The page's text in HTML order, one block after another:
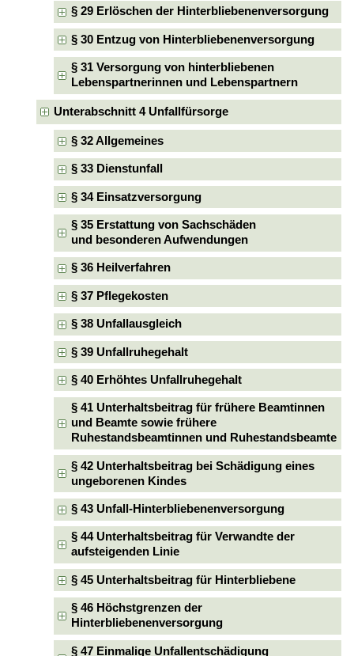
§ 29 Erlöschen der Hinterbliebenenversorgung
§ 30 Entzug von Hinterbliebenenversorgung
§ 31 Versorgung von hinterbliebenen
Lebenspartnerinnen und Lebenspartnern
Unterabschnitt 4 Unfallfürsorge
§ 32 Allgemeines
§ 33 Dienstunfall
§ 34 Einsatzversorgung
§ 35 Erstattung von Sachschäden
und besonderen Aufwendungen
§ 36 Heilverfahren
§ 37 Pflegekosten
§ 38 Unfallausgleich
§ 39 Unfallruhegehalt
§ 40 Erhöhtes Unfallruhegehalt
§ 41 Unterhaltsbeitrag für frühere Beamtinnen
und Beamte sowie frühere
Ruhestandsbeamtinnen und Ruhestandsbeamte
§ 42 Unterhaltsbeitrag bei Schädigung eines
ungeborenen Kindes
§ 43 Unfall-Hinterbliebenenversorgung
§ 44 Unterhaltsbeitrag für Verwandte der
aufsteigenden Linie
§ 45 Unterhaltsbeitrag für Hinterbliebene
§ 46 Höchstgrenzen der
Hinterbliebenenversorgung
§ 47 Einmalige Unfallentschädigung